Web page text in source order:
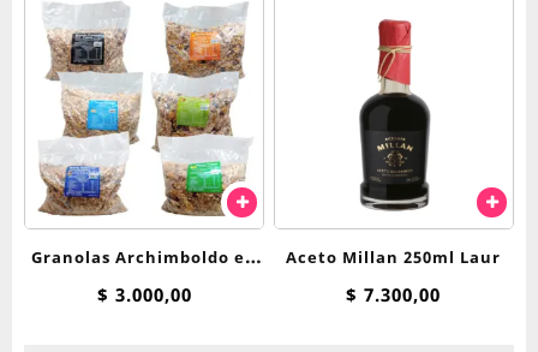
Granolas Archimboldo en
250Grs
$ 3.000,00
Aceto Millan 250ml Laur
$ 7.300,00